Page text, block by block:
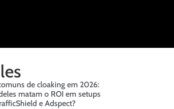
de cloaking em 2026:
matam o ROI em setups
e Adspect?